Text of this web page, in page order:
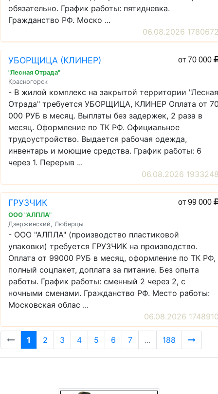
обязательно. График работы: пятидневка.
Гражданство РФ. Моско ...
06.08.2026
УБОРЩИЦА (КЛИНЕР) от 70 000
"Лесная Отрада"
Красногорск
- В жилой комплекс на закрытой территории "Лесная
Отрада" требуется УБОРЩИЦА, КЛИНЕР Оплата от
000 РУБ в месяц. Выплаты без задержек, 2 раза в
месяц. Оформление по ТК РФ. Официальное
трудоустройство. Выдается рабочая одежда,
инвентарь и моющие средства. График работы: 6
через 1. Перерыв ...
06.08.2026
ГРУЗЧИК от 99 000
ООО "АЛПЛА"
Дзержинский, Люберцы
- ООО "АЛПЛА" (производство пластиковой
упаковки) требуется ГРУЗЧИК на производство.
Оплата от 99000 РУБ в месяц, оформление по ТК РФ,
полный соцпакет, доплата за питание. Без опыта
работы. График работы: сменный 2 через 2, с
ночными сменами. Гражданство РФ. Место работы:
Московская облас ...
06.08.2026
1 2 3 4 5 6 7 ... 188